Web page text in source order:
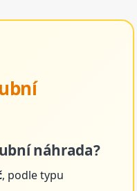
náhrada?
, podle typu